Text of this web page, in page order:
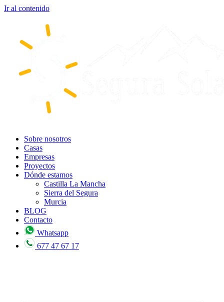
Ir al contenido
Sobre nosotros
Casas
Empresas
Proyectos
Dónde estamos
Castilla La Mancha
Sierra del Segura
Murcia
BLOG
Contacto
Whatsapp
677 47 67 17